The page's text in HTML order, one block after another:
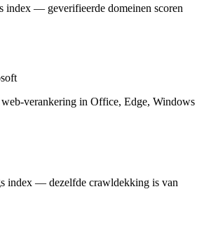
index — geverifieerde domeinen scoren
verankering in Office, Edge, Windows
index — dezelfde crawldekking is van